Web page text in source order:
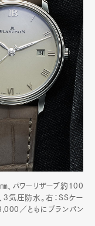
、パワーリザーブ約100
3気圧防水。右：SSケー
／ともにブランパン